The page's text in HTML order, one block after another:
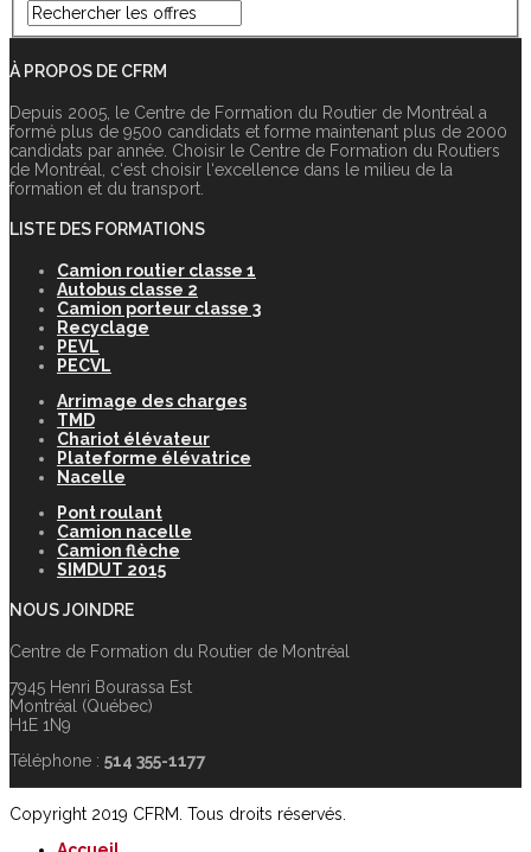
À PROPOS DE CFRM
Depuis 2005, le Centre de Formation du Routier de Montréal a
formé plus de 9500 candidats et forme maintenant plus de 2000
candidats par année. Choisir le Centre de Formation du Routiers
de Montréal, c‘est choisir l‘excellence dans le milieu de la
formation et du transport.
LISTE DES FORMATIONS
Camion routier classe 1
Autobus classe 2
Camion porteur classe 3
Recyclage
PEVL
PECVL
Arrimage des charges
TMD
Chariot élévateur
Plateforme élévatrice
Nacelle
Pont roulant
Camion nacelle
Camion flèche
SIMDUT 2015
NOUS JOINDRE
Centre de Formation du Routier de Montréal
7945 Henri Bourassa Est
Montréal (Québec)
H1E 1N9
Téléphone : 514 355-1177
Copyright 2019 CFRM. Tous droits réservés.